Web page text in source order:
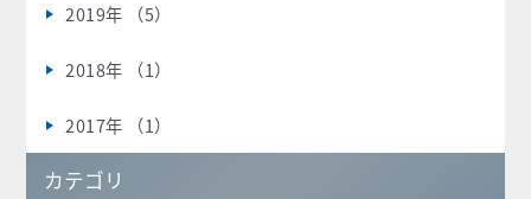
2019年 （5）
2018年 （1）
2017年 （1）
カテゴリ